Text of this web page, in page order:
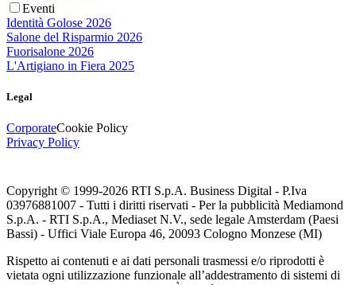
Eventi
Identità Golose 2026
Salone del Risparmio 2026
Fuorisalone 2026
L'Artigiano in Fiera 2025
Legal
CorporateCookie Policy
Privacy Policy
Copyright © 1999-2026 RTI S.p.A. Business Digital - P.Iva
03976881007 - Tutti i diritti riservati - Per la pubblicità Mediamond
S.p.A. - RTI S.p.A., Mediaset N.V., sede legale Amsterdam (Paesi
Bassi) - Uffici Viale Europa 46, 20093 Cologno Monzese (MI)
Rispetto ai contenuti e ai dati personali trasmessi e/o riprodotti è
vietata ogni utilizzazione funzionale all’addestramento di sistemi di